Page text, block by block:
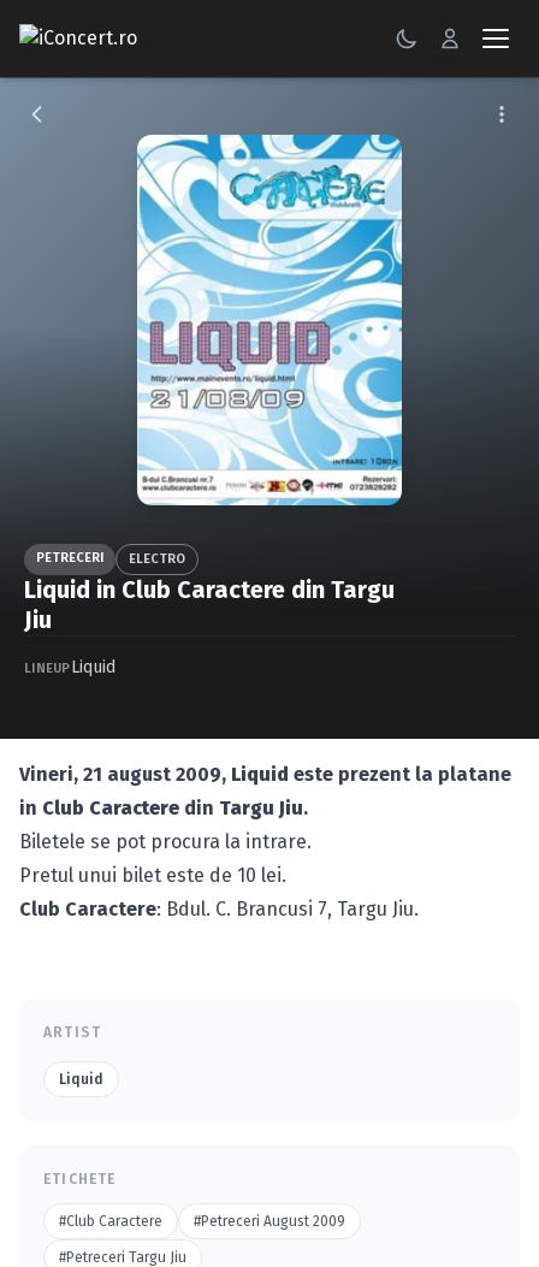
CONCERTE
Caută în site...
PETRECERI ELECTRO
Liquid in Club Caractere din Targu
Jiu
LINEUPLiquid
Vineri, 21 august 2009, Liquid este prezent la platane
in Club Caractere din Targu Jiu.
Biletele se pot procura la intrare.
Pretul unui bilet este de 10 lei.
Club Caractere: Bdul. C. Brancusi 7, Targu Jiu.
ARTIST
Liquid
ETICHETE
#Club Caractere #Petreceri August 2009
#Petreceri Targu Jiu